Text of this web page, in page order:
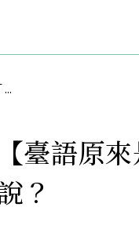
...
【臺語原
？